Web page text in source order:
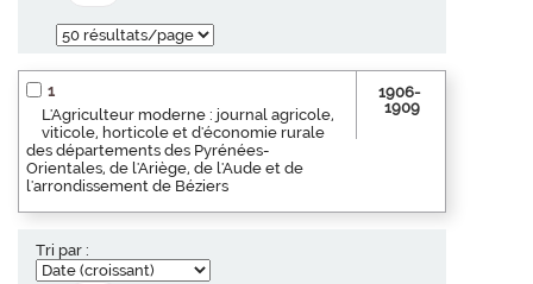
1
L'Agriculteur moderne : journal agricole,
viticole, horticole et d'économie rurale
des départements des Pyrénées-
Orientales, de l'Ariège, de l'Aude et de
l'arrondissement de Béziers
1906-
1909
Tri par :